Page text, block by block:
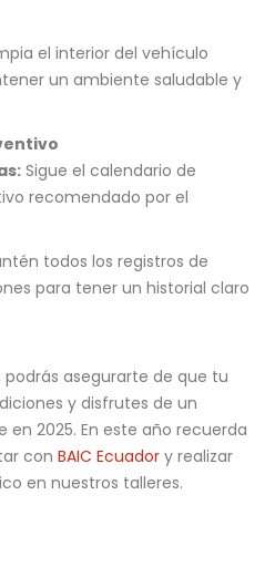
el interior del vehículo
un ambiente saludable y
Sigue el calendario de
recomendado por el
todos los registros de
para tener un historial claro
podrás asegurarte de que tu
y disfrutes de un
2025. En este año recuerda
conBAIC Ecuador y realizar
en nuestros talleres.